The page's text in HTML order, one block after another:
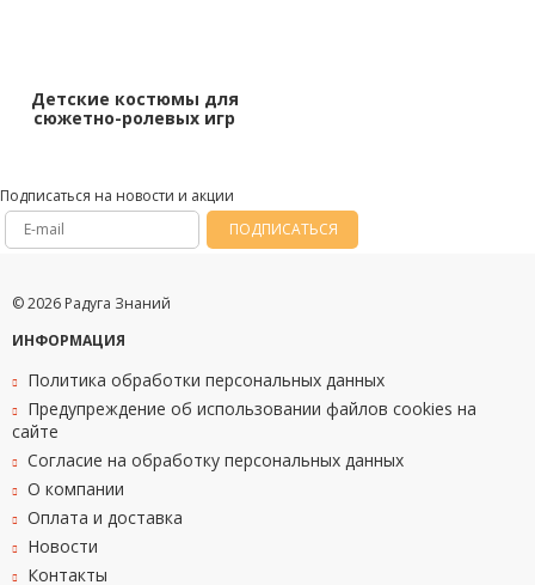
Детские костюмы для
сюжетно-ролевых игр
Подписаться на новости и акции
ПОДПИСАТЬСЯ
© 2026 Радуга Знаний
ИНФОРМАЦИЯ
Политика обработки персональных данных
Предупреждение об использовании файлов cookies на
сайте
Согласие на обработку персональных данных
О компании
Оплата и доставка
Новости
Контакты